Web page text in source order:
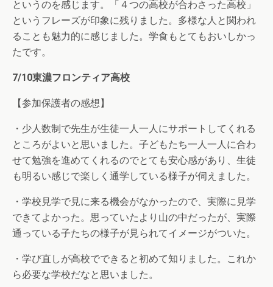
というのを感じます。「４つの高校が合わさった高校」
というフレーズが印象に残りました。多様な人と関われ
ることも魅力的に感じました。学食もとてもおいしかっ
たです。
7/10東濃フロンティア高校
【参加保護者の感想】
・少人数制で先生が生徒一人一人にサポートしてくれる
ところがよいと思いました。子どもたち一人一人に合わ
せて勉強を進めてくれるのでとても安心感があり、生徒
も明るい感じで楽しく通学している様子が伺えました。
・学校見学で見に来る機会がなかったので、実際に見学
できてよかった。思っていたより山の中だったが、実際
通っている子たちの様子が見られてイメージがついた。
・学び直しが高校でできると初めて知りました。これか
ら必要な学校だなと思いました。